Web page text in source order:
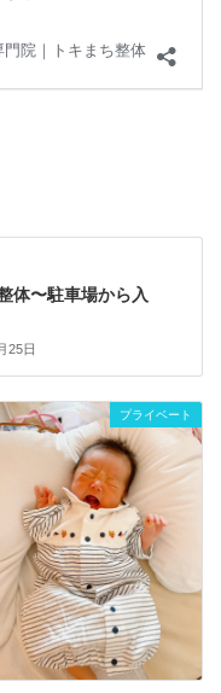
体〜駐車場から入
25日
プライベート